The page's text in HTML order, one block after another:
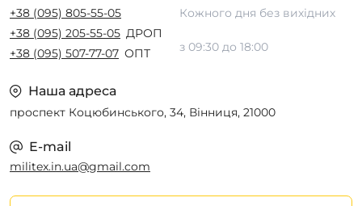
+38 (095) 805-55-05
+38 (095) 205-55-05 ДРОП
+38 (095) 507-77-07 ОПТ
Кожного дня без вихідних
з 09:30 до 18:00
Наша адреса
проспект Коцюбинського, 34, Вінниця, 21000
E-mail
militex.in.ua@gmail.com